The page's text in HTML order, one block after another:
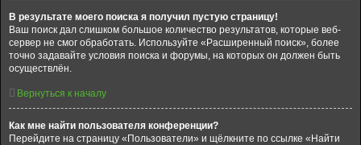
В результате моего поиска я получил пустую страницу!
Ваш поиск дал слишком большое количество результатов, которые веб-
сервер не смог обработать. Используйте «Расширенный поиск», более
точно задавайте условия поиска и форумы, на которых он должен быть
осуществлён.
Вернуться к началу
Как мне найти пользователя конференции?
Перейдите на страницу «Пользователи» и щёлкните по ссылке «Найти